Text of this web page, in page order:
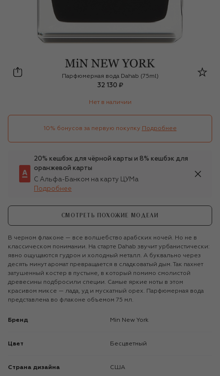
Min New York
Парфюмерная вода Dahab (75ml)
32 130 ₽
Нет в наличии
10% бонусов за первую покупку Подробнее
20% кешбэк для чёрной карты и 8% кешбэк для
оранжевой карты
С Альфа-Банком на карту ЦУМа
Подробнее
СМОТРЕТЬ ПОХОЖИЕ МОДЕЛИ
В черном флаконе — все волшебство арабских ночей. Но не в
классическом понимании. На старте Dahab звучит урбанистически:
явно ощущаются гудрон и холодный металл. А буквально через
десять минут аромат превращается в сладковатый дым. Так пахнет
затушенный костер в пустыне, в который помимо смолистой
древесины подбросили специи. Самые яркие ноты в этом
красивом миксе — лада, уд и мускатный орех. Парфюмерная вода
представлена во флаконе объемом 75 мл.
Бренд Min New York
Цвет Бесцветный
Страна дизайна США